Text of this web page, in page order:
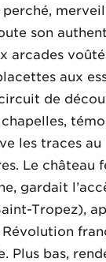
son
arcades
aux
de
les traces au
Le château
gardait
Tropez),
Plus bas,